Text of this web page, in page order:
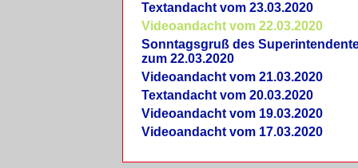
Textandacht vom 23.03.2020
Videoandacht vom 22.03.2020
Sonntagsgruß des
zum 22.03.2020
Videoandacht vom 21.03.2020
Textandacht vom 20.03.2020
Videoandacht vom 19.03.2020
Videoandacht vom 17.03.2020